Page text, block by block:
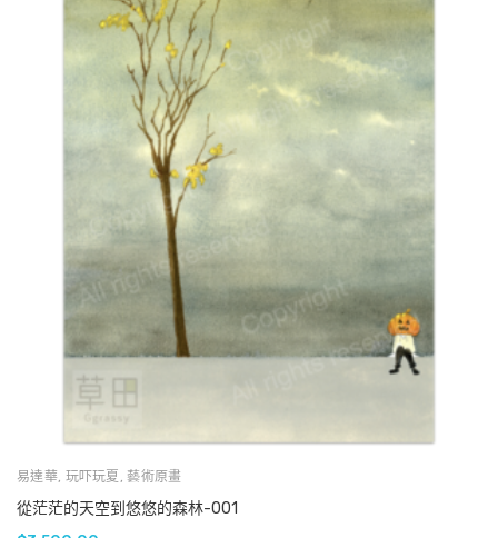
易達華, 玩吓玩夏 , 藝術原畫
從茫茫的天空到悠悠的森林-001